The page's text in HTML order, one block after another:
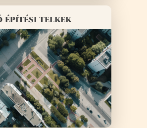
építési telkek